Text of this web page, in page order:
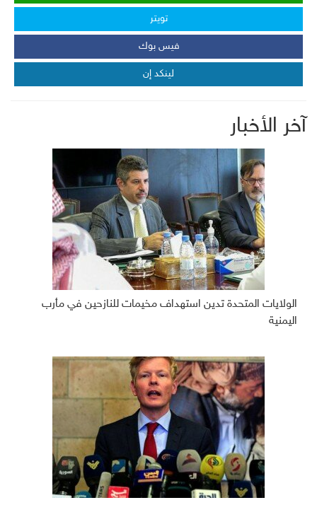
تويتر
فيس بوك
لينكد إن
آخر الأخبار
الولايات المتحدة تدين استهداف مخيمات للنازحين في مأرب
اليمنية